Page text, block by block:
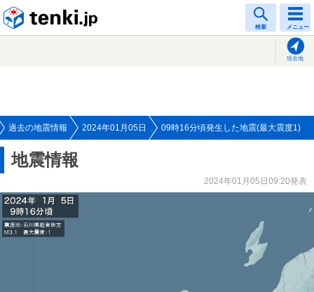
検索 メニュー
現在地
過去の地震情報 2024年01月05日 09時16分頃発生した地震(最大震度1)
地震情報
2024年01月05日09:20発表